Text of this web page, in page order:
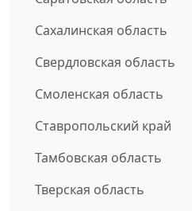
Сахалинская область
Свердловская область
Смоленская область
Ставропольский край
Тамбовская область
Тверская область